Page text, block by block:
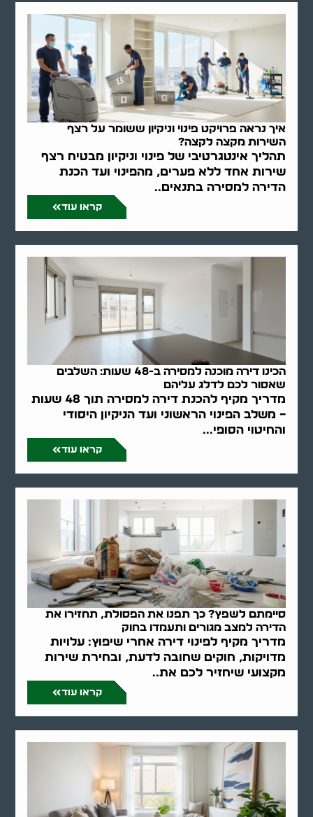
איך נראה פרויקט פינוי וניקיון ששומר על רצף
השירות מקצה לקצה?
תהליך אינטגרטיבי של פינוי וניקיון מבטיח רצף
שירות אחד ללא פערים, מהפינוי ועד הכנת
הדירה למסירה בתנאים..
קראו עוד
הכינו דירה מוכנה למסירה ב-48 שעות: השלבים
שאסור לכם לדלג עליהם
מדריך מקיף להכנת דירה למסירה תוך 48 שעות
– משלב הפינוי הראשוני ועד הניקיון היסודי
והחיטוי הסופי...
קראו עוד
סיימתם לשפץ? כך תפנו את הפסולת, תחזירו את
הדירה למצב מגורים ותעמדו בחוק
מדריך מקיף לפינוי דירה אחרי שיפוץ: עלויות
מדויקות, חוקים שחובה לדעת, ובחירת שירות
מקצועי שיחזיר לכם את..
קראו עוד